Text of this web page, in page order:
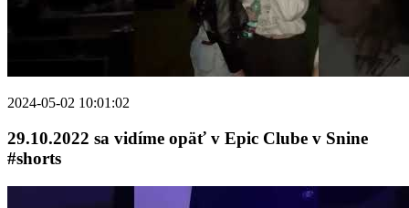
2024-05-02 10:01:02
29.10.2022 sa vidíme opäť v Epic Clube v Snine
#shorts